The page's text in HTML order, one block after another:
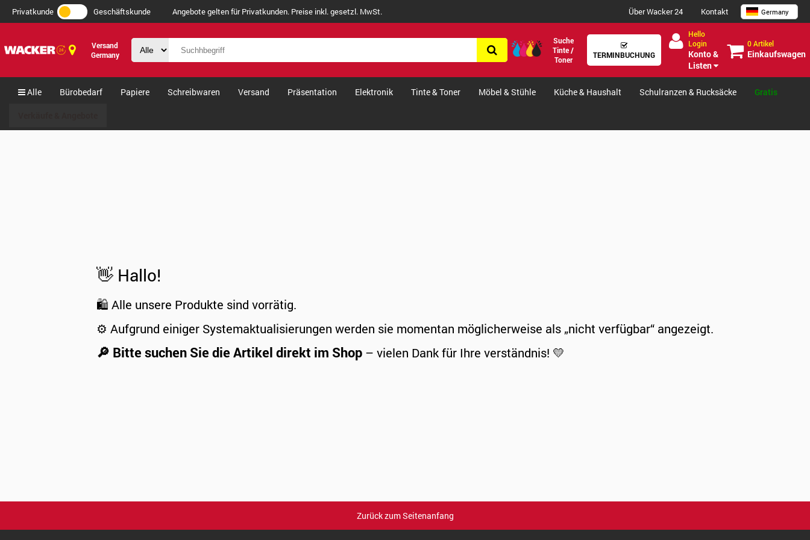
Privatkunde Geschäftskunde Angebote gelten für Privatkunden. Preise inkl. gesetzl. MwSt. Über Wacker 24 Kontakt Germany
Versand
Germany
Suche
Tinte /
Toner
TERMINBUCHUNG
Hello
Login
Konto &
Listen
0 Artikel
Einkaufswagen
Alle Bürobedarf Papiere Schreibwaren Versand Präsentation Elektronik Tinte & Toner Möbel & Stühle Küche & Haushalt Schulranzen & Rucksäcke Gratis
👋 Hallo!
🛍️ Alle unsere Produkte sind vorrätig.
⚙️ Aufgrund einiger Systemaktualisierungen werden sie momentan möglicherweise als „nicht verfügbar“ angezeigt.
🔎 Bitte suchen Sie die Artikel direkt im Shop – vielen Dank für Ihre verständnis! 💛
Zurück zum Seitenanfang